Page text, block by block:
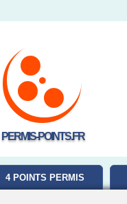
PERMIS-POINTS.FR
4 POINTS PERMIS